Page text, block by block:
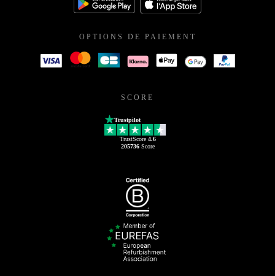
OPTIONS DE PAIEMENT
SCORE
Trustpilot
TrustScore 4.6
205736Score